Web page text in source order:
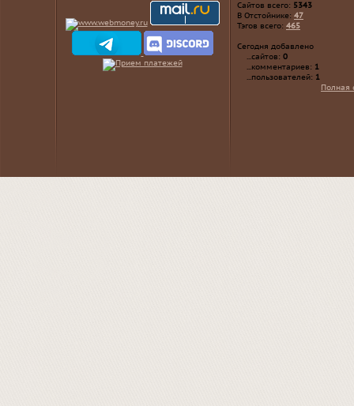
Сайтов всего: 5343
В Отстойнике: 47
Тэгов всего: 465
Сегодня добавлено
...сайтов: 0
...комментариев: 1
...пользователей: 1
Полная